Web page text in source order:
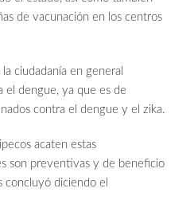
de vacunación en los centros
ciudadanía en general
el dengue, ya que es de
contra el dengue y el zika.
acaten estas
son preventivas y de beneficio
concluyó diciendo el